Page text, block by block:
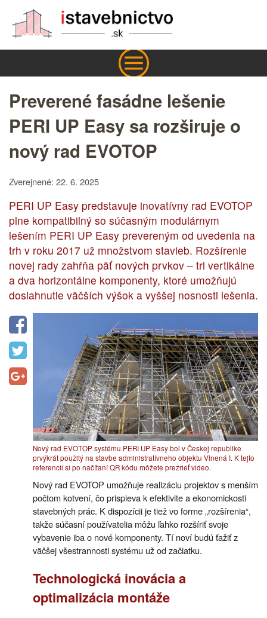
Preverené fasádne lešenie
PERI UP Easy sa rozširuje o
nový rad EVOTOP
Zverejnené: 22. 6. 2025
PERI UP Easy predstavuje inovatívny rad EVOTOP
plne kompatibilný so súčasným modulárnym
lešením PERI UP Easy prevereným od uvedenia na
trh v roku 2017 už množstvom stavieb. Rozšírenie
novej rady zahŕňa päť nových prvkov – tri vertikálne
a dva horizontálne komponenty, ktoré umožňujú
dosiahnutie väčších výšok a vyššej nosnosti lešenia.
Nový rad EVOTOP systému PERI UP Easy bol v Českej republike
prvýkrát použitý na stavbe administratívneho objektu Vlnená I. K tejto
referencii si po načítaní QR kódu môžete prezrieť video.
Nový rad EVOTOP umožňuje realizáciu projektov s menším
počtom kotvení, čo prispieva k efektivite a ekonomickosti
stavebných prác. K dispozícii je tiež vo forme „rozšírenia“,
takže súčasní používatelia môžu ľahko rozšíriť svoje
vybavenie iba o nové komponenty. Tí noví budú ťažiť z
väčšej všestrannosti systému už od začiatku.
Technologická inovácia a
optimalizácia montáže